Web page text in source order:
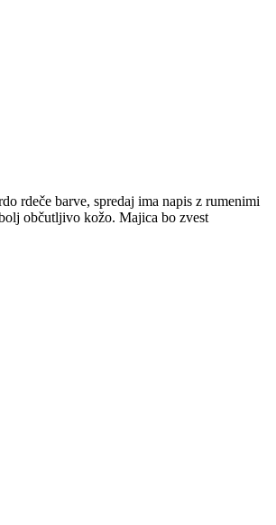
rdeče barve, spredaj ima napis z rumenimi
občutljivo kožo. Majica bo zvest